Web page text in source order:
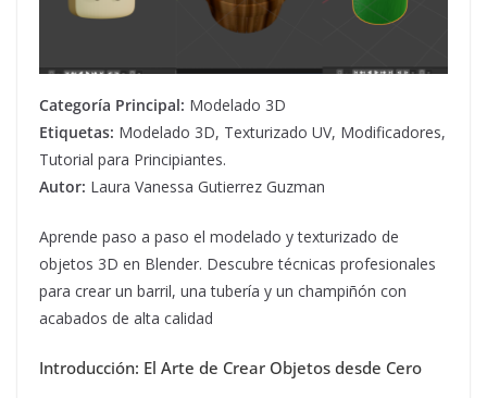
Categoría Principal: Modelado 3D
Etiquetas: Modelado 3D, Texturizado UV, Modificadores,
Tutorial para Principiantes.
Autor: Laura Vanessa Gutierrez Guzman
Aprende paso a paso el modelado y texturizado de
objetos 3D en Blender. Descubre técnicas profesionales
para crear un barril, una tubería y un champiñón con
acabados de alta calidad
Introducción: El Arte de Crear Objetos desde Cero